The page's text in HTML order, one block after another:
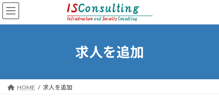
コ
ン
テ
ナ
ビ
ゲ
求人を追加
HOME 求人を追加